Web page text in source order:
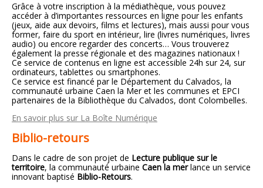
Grâce à votre inscription à la médiathèque, vous pouvez
accéder à d’importantes ressources en ligne pour les enfants
(jeux, aide aux devoirs, films et lectures), mais aussi pour vous
former, faire du sport en intérieur, lire (livres numériques, livres
audio) ou encore regarder des concerts… Vous trouverez
également la presse régionale et des magazines nationaux !
Ce service de contenus en ligne est accessible 24h sur 24, sur
ordinateurs, tablettes ou smartphones.
Ce service est financé par le Département du Calvados, la
communauté urbaine Caen la Mer et les communes et EPCI
partenaires de la Bibliothèque du Calvados, dont Colombelles.
En savoir plus sur La Boîte Numérique
Biblio-retours
Dans le cadre de son projet de Lecture publique sur le
territoire, la communauté urbaine Caen la merlance un service
innovant baptisé Biblio-Retours.